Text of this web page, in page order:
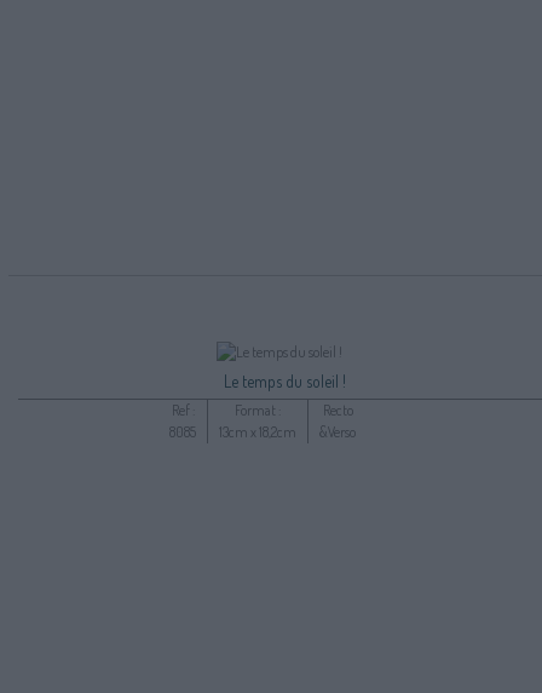
Le temps du soleil !
Ref :
8085
Format :
13cm x 18,2cm
Recto
&Verso